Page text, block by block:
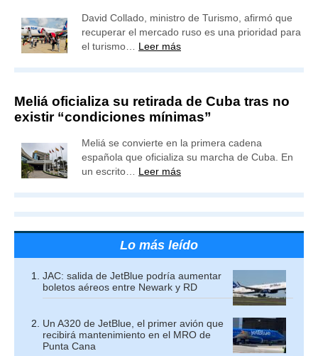
David Collado, ministro de Turismo, afirmó que
recuperar el mercado ruso es una prioridad para
el turismo… Leer más
Meliá oficializa su retirada de Cuba tras no
existir “condiciones mínimas”
Meliá se convierte en la primera cadena
española que oficializa su marcha de Cuba. En
un escrito… Leer más
Lo más leído
JAC: salida de JetBlue podría aumentar
boletos aéreos entre Newark y RD
Un A320 de JetBlue, el primer avión que
recibirá mantenimiento en el MRO de
Punta Cana